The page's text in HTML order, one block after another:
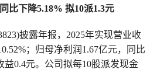
比下降5.18% 拟10派1.3元
披露年报，2025年实现营业收
；归母净利润1.67亿元，同比
益0.4元。公司拟每10股派发现金